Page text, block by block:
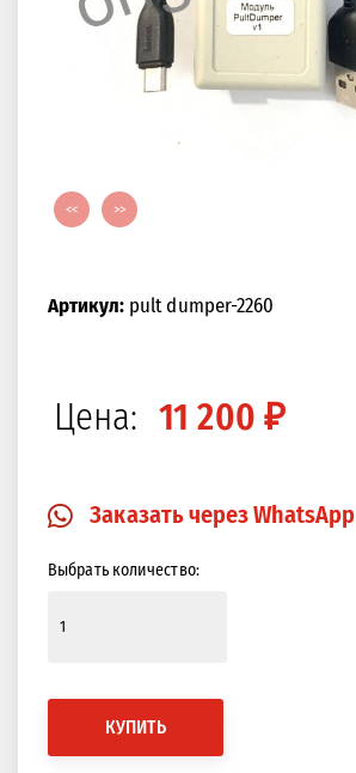
<< >>
Артикул:pult dumper-2260
Цена: 11 200 ₽
Заказать через WhatsApp
Выбрать количество:
КУПИТЬ